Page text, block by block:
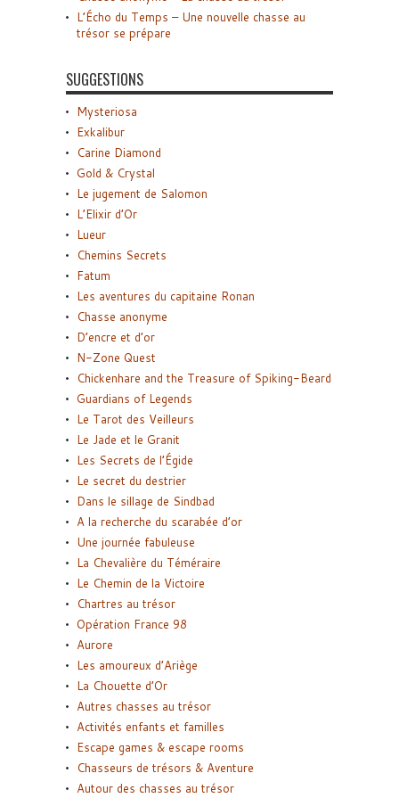
L’Écho du Temps – Une nouvelle chasse au
trésor se prépare
SUGGESTIONS
Mysteriosa
Exkalibur
Carine Diamond
Gold & Crystal
Le jugement de Salomon
L’Elixir d’Or
Lueur
Chemins Secrets
Fatum
Les aventures du capitaine Ronan
Chasse anonyme
D’encre et d’or
N-Zone Quest
Chickenhare and the Treasure of Spiking-Beard
Guardians of Legends
Le Tarot des Veilleurs
Le Jade et le Granit
Les Secrets de l’Égide
Le secret du destrier
Dans le sillage de Sindbad
A la recherche du scarabée d’or
Une journée fabuleuse
La Chevalière du Téméraire
Le Chemin de la Victoire
Chartres au trésor
Opération France 98
Aurore
Les amoureux d’Ariège
La Chouette d’Or
Autres chasses au trésor
Activités enfants et familles
Escape games & escape rooms
Chasseurs de trésors & Aventure
Autour des chasses au trésor